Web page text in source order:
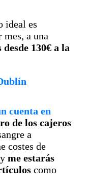
ideal es
mes, a una
desde 130€ a la
cuenta en
de los cajeros
a
costes de
me estarás
como